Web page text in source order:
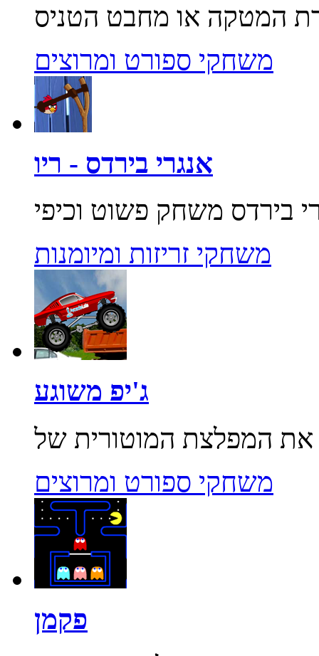
משחקי ספורט ומרוצים
אנגרי בירדס - ריו
משחקי זריזות ומיומנות
ג'יפ משוגע
משחקי ספורט ומרוצים
פקמן